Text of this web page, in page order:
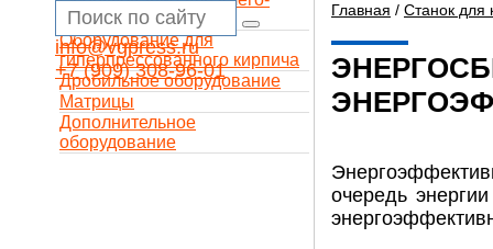
info@vgpress.ru
+7 (909) 308-96-01
кирпича»
Оборудование для
гиперпрессованного кирпича
Дробильное оборудование
Матрицы
Дополнительное
оборудование
Главная / Станок для
очередь